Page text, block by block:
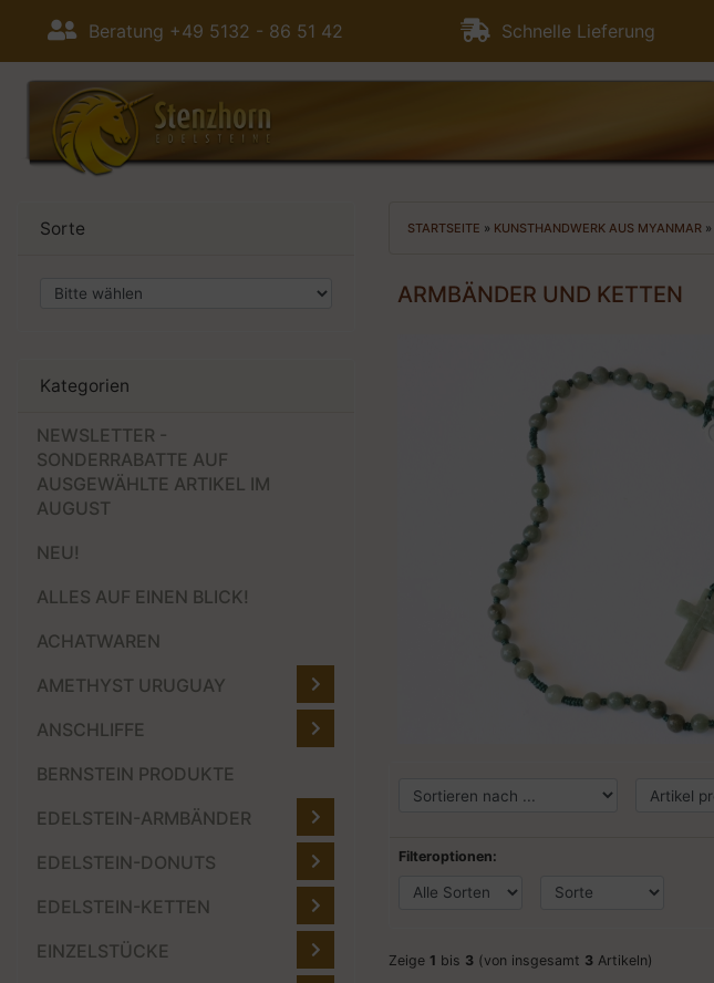
Beratung +49 5132 - 86 51 42 Schnelle Lieferung
Sorte
Kategorien
NEWSLETTER -
SONDERRABATTE AUF
AUSGEWÄHLTE ARTIKEL IM
AUGUST
NEU!
ALLES AUF EINEN BLICK!
ACHATWAREN
AMETHYST URUGUAY
ANSCHLIFFE
BERNSTEIN PRODUKTE
EDELSTEIN-ARMBÄNDER
EDELSTEIN-DONUTS
EDELSTEIN-KETTEN
EINZELSTÜCKE
STARTSEITE » KUNSTHANDWERK AUS MYANMAR »
ARMBÄNDER UND KETTEN
Filteroptionen:
Zeige 1 bis 3 (von insgesamt 3 Artikeln)